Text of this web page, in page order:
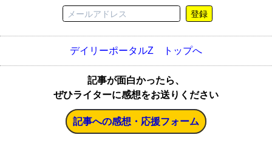
登録
デイリーポータルZ トップへ
記事が面白かったら、
ぜひライターに感想をお送りください
記事への感想・応援フォーム